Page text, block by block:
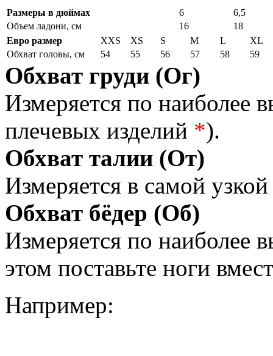
Размеры в дюймах 6
6,5
Объем ладони, см
16
18
Евро размер
XXS XS S M L
XL
Обхват головы, см
54 55 56 57 58 59
Обхват груди (Ог)
Измеряется по наиболее
плечевых изделий *).
Обхват талии (От)
Измеряется в самой
Обхват бёдер (Об)
Измеряется по наиболее
этом поставьте ноги
Например: